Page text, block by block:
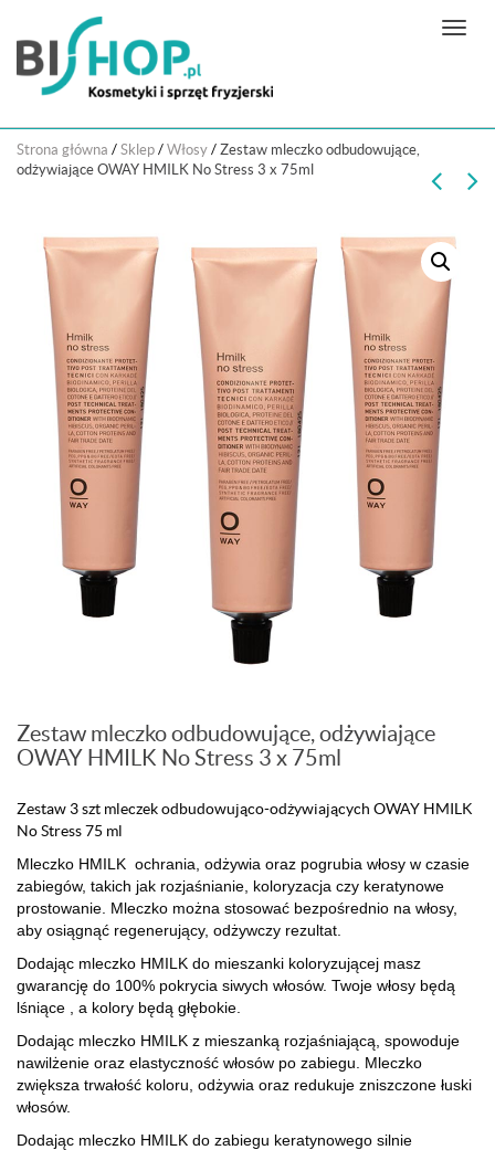
N
g
Strona główna / Sklep / Włosy / Zestaw mleczko odbudowujące,
odżywiające OWAY HMILK No Stress 3 x 75ml
Zestaw mleczko odbudowujące, odżywiające
OWAY HMILK No Stress 3 x 75ml
Zestaw 3 szt mleczek odbudowująco-odżywiających OWAY HMILK
No Stress 75 ml
Mleczko HMILK ochrania, odżywia oraz pogrubia włosy w czasie
zabiegów, takich jak rozjaśnianie, koloryzacja czy keratynowe
prostowanie. Mleczko można stosować bezpośrednio na włosy,
aby osiągnąć regenerujący, odżywczy rezultat.
Dodając mleczko HMILK do mieszanki koloryzującej masz
gwarancję do 100% pokrycia siwych włosów. Twoje włosy będą
lśniące , a kolory będą głębokie.
Dodając mleczko HMILK z mieszanką rozjaśniającą, spowoduje
nawilżenie oraz elastyczność włosów po zabiegu. Mleczko
zwiększa trwałość koloru, odżywia oraz redukuje zniszczone łuski
włosów.
Dodając mleczko HMILK do zabiegu keratynowego silnie